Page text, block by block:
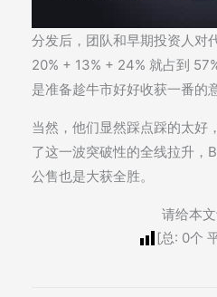
分发后，团队和早期投资人对
20% + 13% + 24% 就占到
是准备趁牛市好好收获一番的
当然，他们显然踩点踩的太好
了这一波突破性的全线拉升，
公售也是大获全胜。
请给本
[总: 0个